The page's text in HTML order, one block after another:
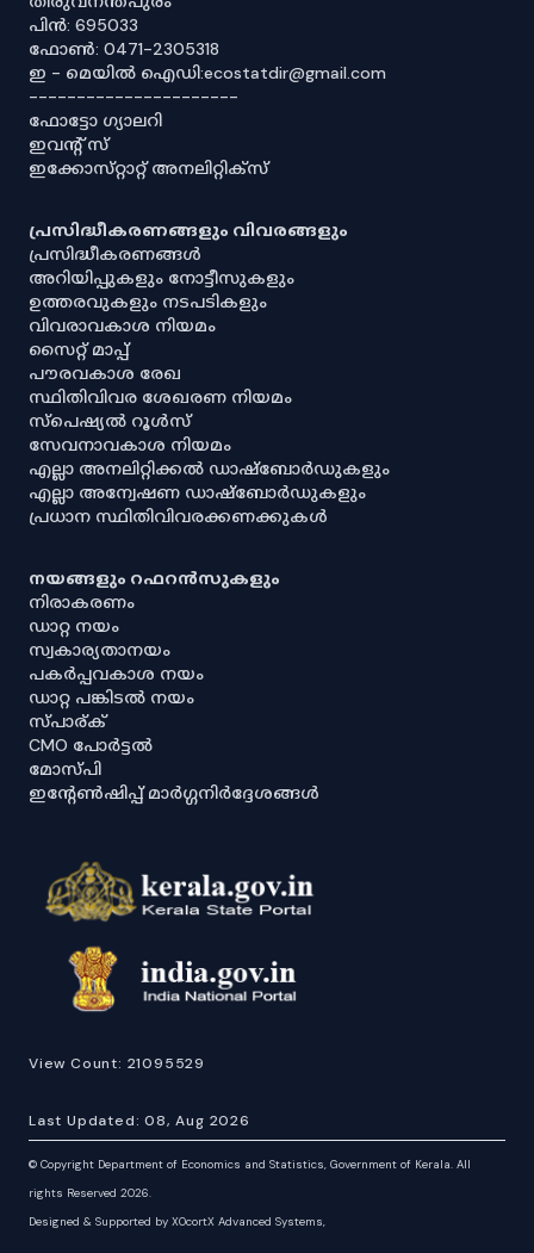
പിൻ: 695033
ഫോൺ: 0471-2305318
ഇ - മെയിൽ ഐഡി:ecostatdir@gmail.com
----------------------
ഫോട്ടോ ഗ്യാലറി
ഇവൻ്റ് സ്
ഇക്കോസ്‌റ്റാറ്റ് അനലിറ്റിക്‌സ്
പ്രസിദ്ധീകരണങ്ങളും വിവരങ്ങളും
പ്രസിദ്ധീകരണങ്ങൾ
അറിയിപ്പുകളും നോട്ടീസുകളും
ഉത്തരവുകളും നടപടികളും
വിവരാവകാശ നിയമം
സൈറ്റ് മാപ്പ്
പൗരവകാശ രേഖ
സ്ഥിതിവിവര ശേഖരണ നിയമം
സ്‌പെഷ്യൽ റൂൾസ്
സേവനാവകാശ നിയമം
എല്ലാ അനലിറ്റിക്കൽ ഡാഷ്‌ബോർഡുകളും
എല്ലാ അന്വേഷണ ഡാഷ്‌ബോർഡുകളും
പ്രധാന സ്ഥിതിവിവരക്കണക്കുകൾ
നയങ്ങളും റഫറൻസുകളും
നിരാകരണം
ഡാറ്റ നയം
സ്വകാര്യതാനയം
പകർപ്പവകാശ നയം
ഡാറ്റ പങ്കിടൽ നയം
സ്പാര്ക്
CMO പോർട്ടൽ
മോസ്പി
ഇൻ്റേൺഷിപ്പ് മാർഗ്ഗനിർദ്ദേശങ്ങൾ
View Count: 21095529
Last Updated:08, Aug 2026
© Copyright Department of Economics and Statistics, Government of Kerala. All
rights Reserved 2026.
Designed & Supported by XOcortX Advanced Systems,